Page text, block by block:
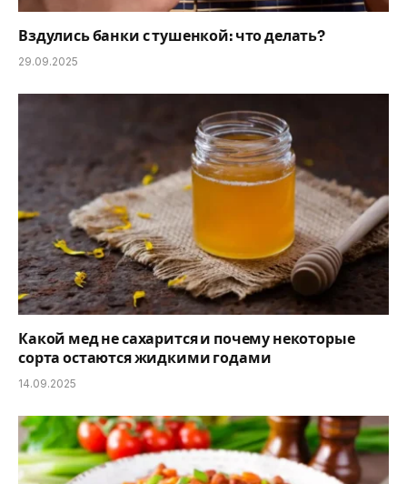
Вздулись банки с тушенкой: что делать?
29.09.2025
Какой мед не сахарится и почему некоторые
сорта остаются жидкими годами
14.09.2025